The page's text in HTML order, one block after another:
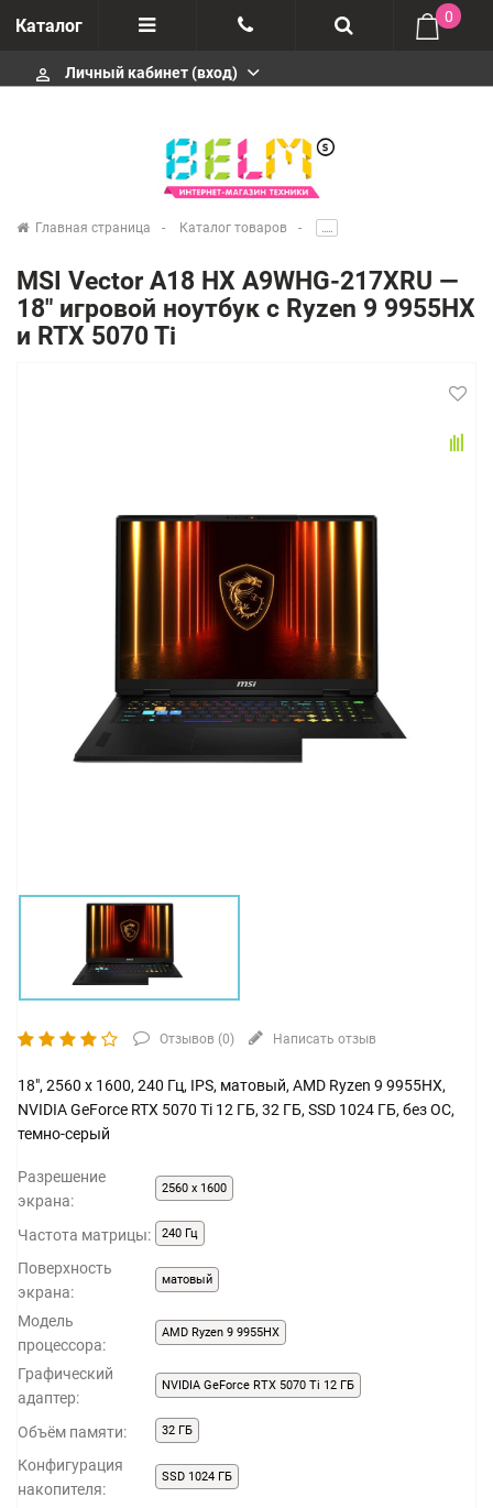
Каталог
Отзывы
Сервисные центры
+74952666992
0
perm_identity Личный кабинет (вход)
Главная страница Каталог товаров .....
MSI Vector A18 HX A9WHG-217XRU —
18" игровой ноутбук с Ryzen 9 9955HX
и RTX 5070 Ti
Отзывов (0) Написать отзыв
18", 2560 x 1600, 240 Гц, IPS, матовый, AMD Ryzen 9 9955HX,
NVIDIA GeForce RTX 5070 Ti 12 ГБ, 32 ГБ, SSD 1024 ГБ, без ОС,
темно-серый
Разрешение
экрана:
2560 x 1600
Частота матрицы: 240 Гц
Поверхность
экрана:
матовый
Модель
процессора:
AMD Ryzen 9 9955HX
Графический
адаптер:
NVIDIA GeForce RTX 5070 Ti 12 ГБ
Объём памяти: 32 ГБ
Конфигурация
накопителя:
SSD 1024 ГБ